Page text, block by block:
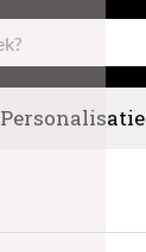
Personalisatie